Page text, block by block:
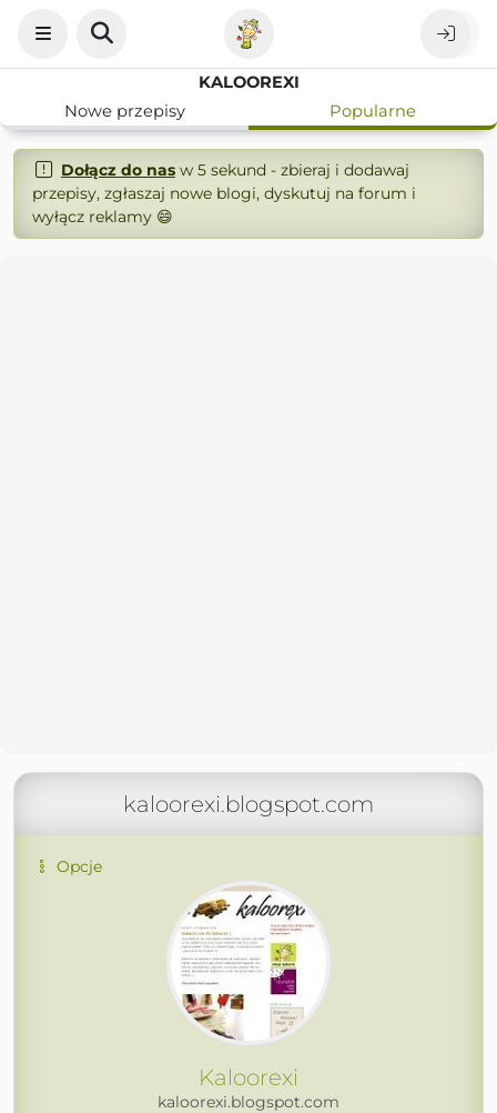
KALOOREXI
Nowe przepisy
Popularne
Dołącz do nasw 5 sekund - zbieraj i dodawaj
przepisy, zgłaszaj nowe blogi, dyskutuj na forum i
wyłącz reklamy 😄
kaloorexi.blogspot.com
Opcje
Kaloorexi
kaloorexi.blogspot.com